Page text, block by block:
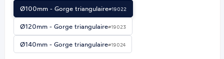
Ø100mm - Gorge triangulaire#19022
Ø120mm - Gorge triangulaire#19023
Ø140mm - Gorge triangulaire#19024